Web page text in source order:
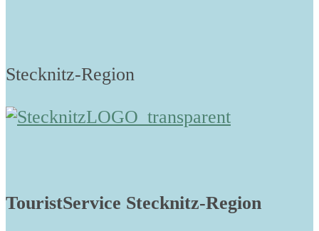
Stecknitz-Region
TouristService Stecknitz-Region